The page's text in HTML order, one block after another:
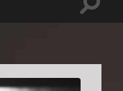
Toggle